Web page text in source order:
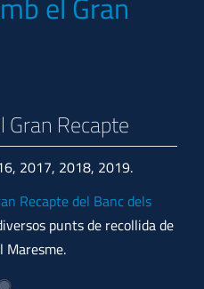
Gran Recapte
2017, 2018, 2019.
Recapte del Banc dels
punts de recollida de
Maresme.